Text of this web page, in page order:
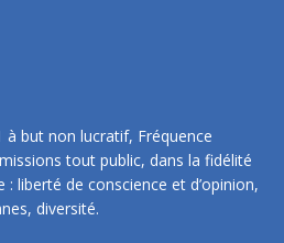
but non lucratif, Fréquence
tout public, dans la fidélité
liberté de conscience et d’opinion,
diversité.